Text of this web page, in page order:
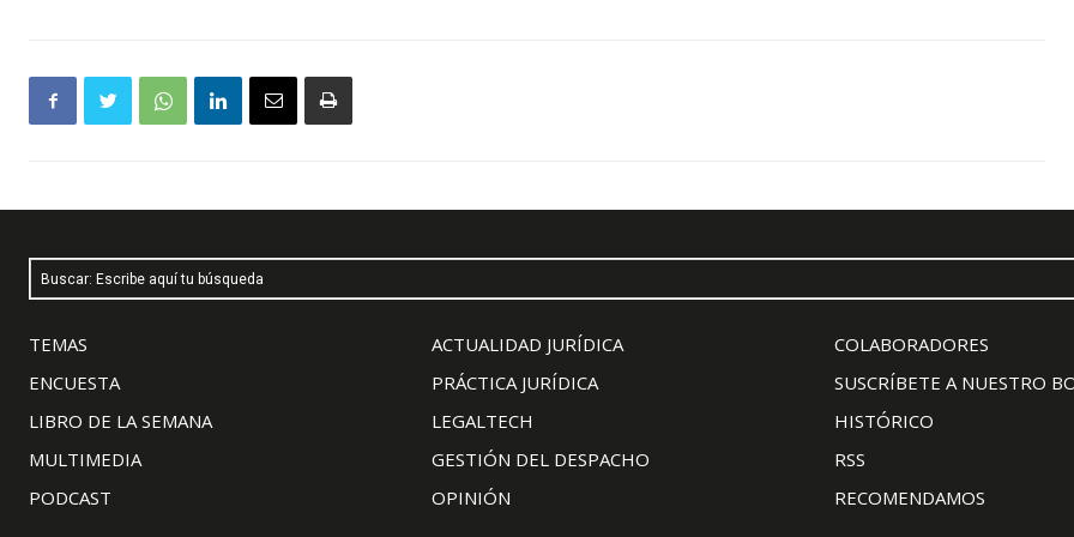
Buscar: Escribe aquí tu búsqueda
TEMAS
ENCUESTA
LIBRO DE LA SEMANA
MULTIMEDIA
PODCAST
ACTUALIDAD JURÍDICA
PRÁCTICA JURÍDICA
LEGALTECH
GESTIÓN DEL DESPACHO
OPINIÓN
COLABORADORES
SUSCRÍBETE A NUESTRO
HISTÓRICO
RSS
RECOMENDAMOS